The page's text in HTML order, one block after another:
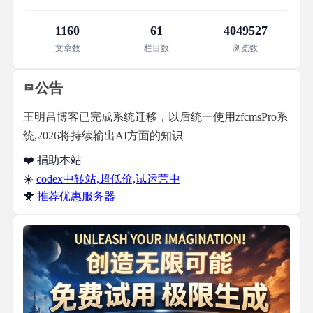
1160
文章数
61
栏目数
4049527
浏览数
公告
王明昌博客已完成系统迁移，以后统一使用zfcmsPro系
统,2026将持续输出AI方面的知识
❤️ 捐助本站
☀️ codex中转站,超低价,试运营中
🐥 推荐优惠服务器